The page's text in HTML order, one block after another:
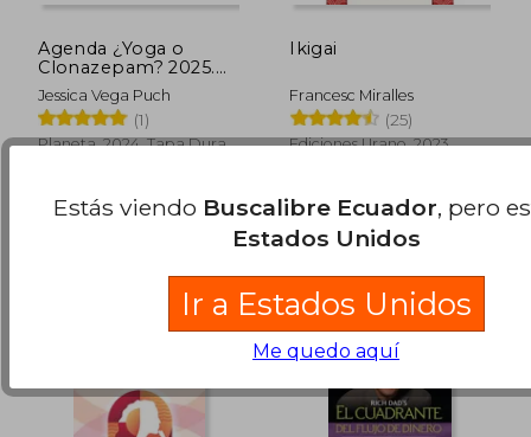
Agenda ¿Yoga o
Clonazepam? 2025.
365 días, un día a la
vez
Jessica Vega Puch
(1)
Planeta, 2024, Tapa Dura,
Ikigai
Francesc Miralles
(25)
Ediciones Urano, 2023,
Estás viendo Buscalibre Ecuador, pero
Estados Unidos
Ir a Estados Unidos
Me quedo aquí